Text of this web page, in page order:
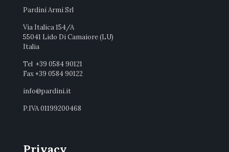
Pardini Armi Srl
Via Italica 154/A
55041 Lido Di Camaiore (LU)
Italia
Tel +39 0584 90121
Fax +39 0584 90122
info@pardini.it
P.IVA 01199200468
Privacy